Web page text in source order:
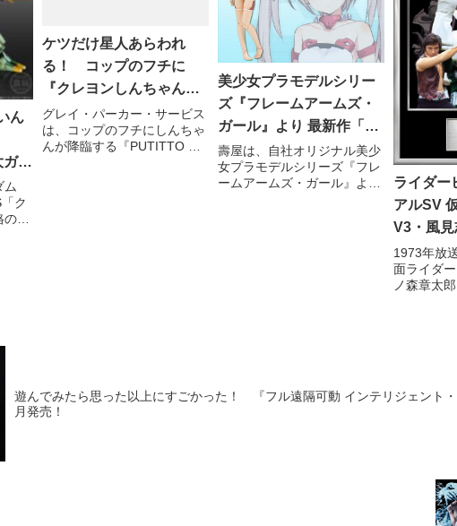
ん
ン
！
約
ー
ム
ク
の約
ケツだけ星人あらわれ
る！ コップのフチに
『クレヨンしんちゃん』
降臨！
グレイ・パーカー・サービス
は、コップのフチにしんちゃ
んが降臨する『PUTITTO ク
美少女プラモデルシリー
ズ『フレームアームズ・
ガール』より 最新作「イ
ノセンティア」2017 年 3
月発売
壽屋は、自社オリジナル美少
女プラモデルシリーズ『フレ
ームアームズ・ガール』よ
ライダー
アルSV 仮面ライダー
V3・風
中!!
1973年放
面ライダ
ノ森章太
遊んでみたら思った以上にすごかった！ 『フル遠隔可動 インテリジェント
月発売！